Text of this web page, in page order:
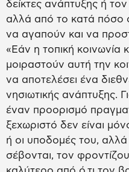
δείκτες ανάπτυξης ή
αλλά από το κατά πόσο
να αγαπούν και να
«Εάν η τοπική κοινωνία
μοιραστούν αυτή την
να αποτελέσει ένα
νησιωτικής ανάπτυξης.
έναν προορισμό
ξεχωριστό δεν είναι
ή οι υποδομές του,
σέβονται, τον